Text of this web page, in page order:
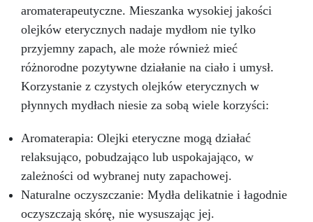
aromaterapeutyczne. Mieszanka wysokiej jakości
olejków eterycznych nadaje mydłom nie tylko
przyjemny zapach, ale może również mieć
różnorodne pozytywne działanie na ciało i umysł.
Korzystanie z czystych olejków eterycznych w
płynnych mydłach niesie za sobą wiele korzyści:
Aromaterapia: Olejki eteryczne mogą działać
relaksująco, pobudzająco lub uspokajająco, w
zależności od wybranej nuty zapachowej.
Naturalne oczyszczanie: Mydła delikatnie i łagodnie
oczyszczają skórę, nie wysuszając jej.